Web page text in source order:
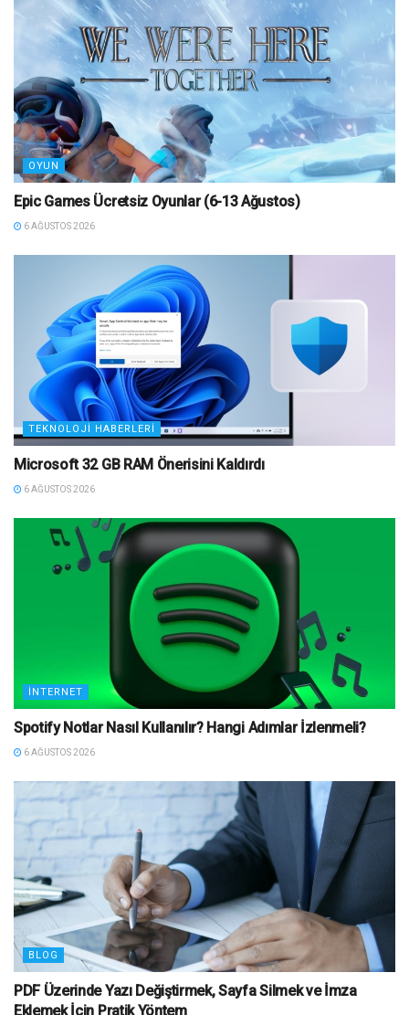
OYUN
Epic Games Ücretsiz Oyunlar (6-13 Ağustos)
6 AĞUSTOS 2026
TEKNOLOJI HABERLERI
Microsoft 32 GB RAM Önerisini Kaldırdı
6 AĞUSTOS 2026
İNTERNET
Spotify Notlar Nasıl Kullanılır? Hangi Adımlar İzlenmeli?
6 AĞUSTOS 2026
BLOG
PDF Üzerinde Yazı Değiştirmek, Sayfa Silmek ve İmza
Eklemek İçin Pratik Yöntem